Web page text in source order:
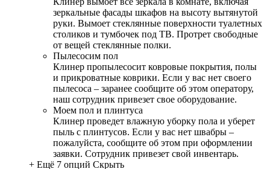
зеркальные фасады шкафов на высоту вытянутой
руки. Вымоет стеклянные поверхности туалетных
столиков и тумбочек под ТВ. Протрет свободные
от вещей стеклянные полки.
Пылесосим пол
Клинер пропылесосит ковровые покрытия, полы
и прикроватные коврики. Если у вас нет своего
пылесоса – заранее сообщите об этом оператору,
наш сотрудник привезет свое оборудование.
Моем пол и плинтуса
Клинер проведет влажную уборку пола и уберет
пыль с плинтусов. Если у вас нет швабры –
пожалуйста, сообщите об этом при оформлении
заявки. Сотрудник привезет свой инвентарь.
+ Ещё 7 опций Скрыть